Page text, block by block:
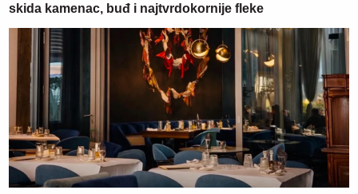
skida kamenac, buđ i najtvrdokornije fleke